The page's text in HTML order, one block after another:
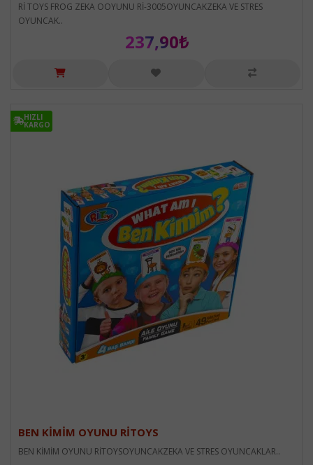
Rİ TOYS FROG ZEKA OOYUNU Rİ-3005OYUNCAKZEKA VE STRES
OYUNCAK..
237,90₺
HIZLI
KARGO
HIZLI
KARGO
BEN KİMİM OYUNU RİTOYS
BEN KİMİM OYUNU RİTOYSOYUNCAKZEKA VE STRES OYUNCAKLAR..